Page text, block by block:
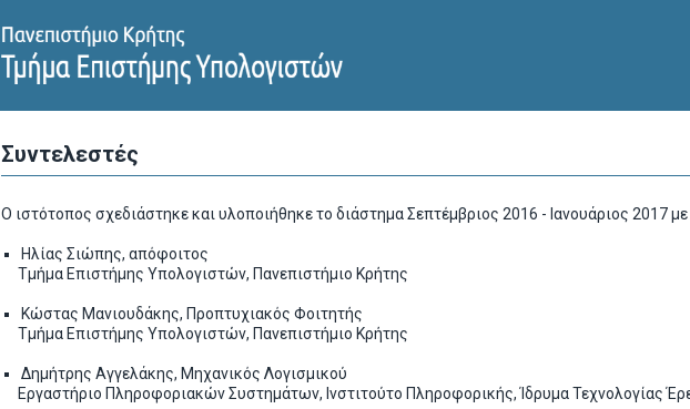
Συντελεστές
Ο ιστότοπος σχεδιάστηκε και υλοποιήθηκε το διάστημα Σεπτέμβριος 2016 - Ιανουάριος 2017
Ηλίας Σιώπης, απόφοιτος
Τμήμα Επιστήμης Υπολογιστών, Πανεπιστήμιο Κρήτης
Κώστας Μανιουδάκης, Προπτυχιακός Φοιτητής
Τμήμα Επιστήμης Υπολογιστών, Πανεπιστήμιο Κρήτης
Δημήτρης Αγγελάκης, Μηχανικός Λογισμικού
Εργαστήριο Πληροφοριακών Συστημάτων, Ινστιτούτο Πληροφορικής, Ίδρυμα Τεχνολογίας